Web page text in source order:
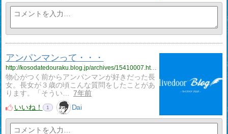
アンパンマンって・・・
http://kosodatedouraku.blog.jp/archives/15410007.html
物心がつく前からアンパンマンが好きだった長
女。長女が３歳の頃こんな質問をしたことがあ
ります。「そうい…
7年前
いいね！
1 Dai